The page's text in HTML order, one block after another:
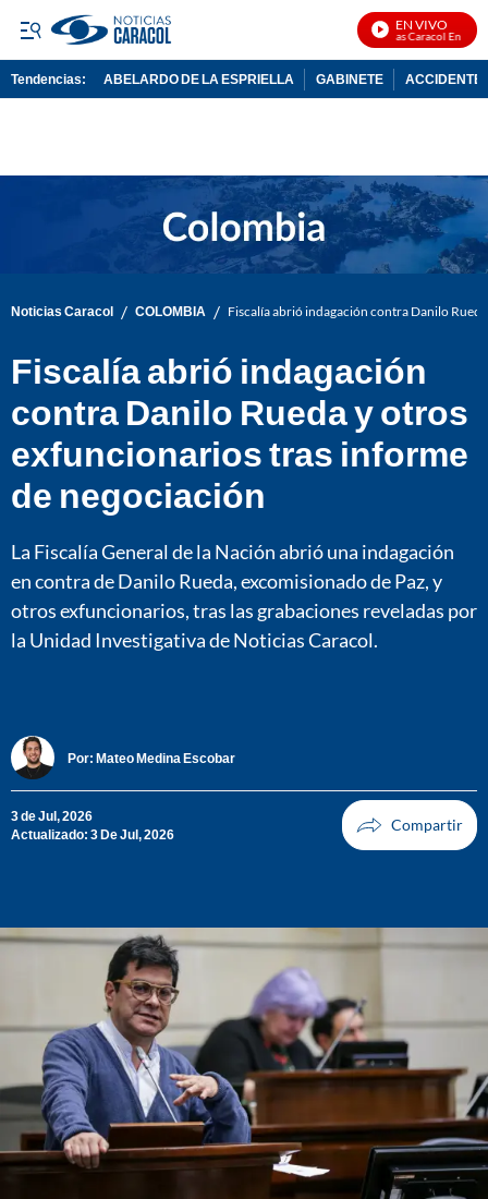
EN VIVO
Noticias Caracol En Vivo
Tendencias: ABELARDO DE LA ESPRIELLA GABINETE ACCIDENTE
Noticias Caracol / COLOMBIA / Fiscalía abrió indagación contra Danilo
Fiscalía abrió indagación
contra Danilo Rueda y otros
exfuncionarios tras informe
de negociación
La Fiscalía General de la Nación abrió una indagación
en contra de Danilo Rueda, excomisionado de Paz, y
otros exfuncionarios, tras las grabaciones reveladas por
la Unidad Investigativa de Noticias Caracol.
Por: Mateo Medina Escobar
3 de Jul, 2026
Actualizado: 3 De Jul, 2026